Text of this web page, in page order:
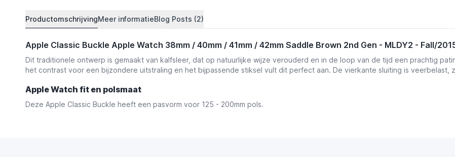
ProductomschrijvingMeer informatieBlog Posts (2)
Apple Classic Buckle Apple Watch 38mm / 40mm / 41mm / 42mm Saddle Brown 2nd Gen - MLDY2 - Fall/
Dit traditionele ontwerp is gemaakt van kalfsleer, dat op natuurlijke wijze verouderd en in de loop van de tijd een prachtig
het contrast voor een bijzondere uitstraling en het bijpassende stiksel vult dit perfect aan. De vierkante sluiting is veerbelast,
Apple Watch fit en polsmaat
Deze Apple Classic Buckle heeft een pasvorm voor 125 - 200mm pols.